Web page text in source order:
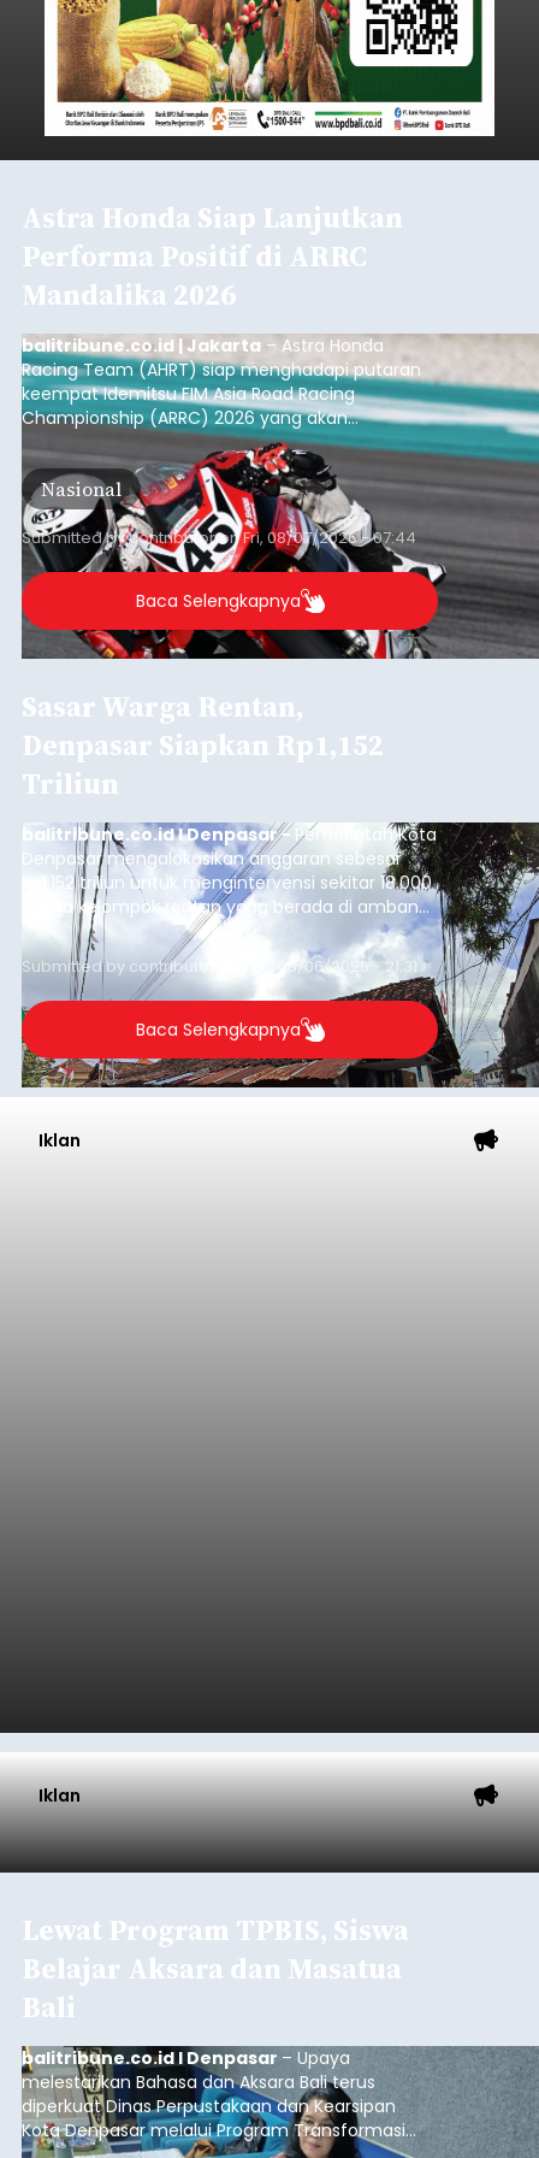
Astra Honda Siap Lanjutkan
Performa Positif di ARRC
Mandalika 2026
balitribune.co.id | Jakarta – Astra Honda
Racing Team (AHRT) siap menghadapi putaran
keempat Idemitsu FIM Asia Road Racing
Championship (ARRC) 2026 yang akan
berlangsung di Pertamina Mandalika
International Circuit, Lombok, Nusa Tenggara
Barat, pada 7–9 Agustus 2026.
Nasional
Submitted bycontributoronFri, 08/07/2026 - 07:44
Baca Selengkapnya
Sasar Warga Rentan,
Denpasar Siapkan Rp1,152
Triliun
balitribune.co.id I Denpasar - Pemerintah Kota
Denpasar mengalokasikan anggaran sebesar
Rp1,152 triliun untuk mengintervensi sekitar 18.000
warga kelompok rentan yang berada di ambang
garis kemiskinan. Langkah strategis ini diambil
guna menjaga masyarakat yang berada pada
kelompok desil 5 dan 6 tersebut agar tidak
merosot ke kategori miskin.
Submitted by contributor Thu, 08/06/2026 - 21:31
Baca Selengkapnya
Iklan
Iklan
Lewat Program TPBIS, Siswa
Belajar Aksara dan Masatua
Bali
balitribune.co.id I Denpasar – Upaya
melestarikan Bahasa dan Aksara Bali terus
diperkuat Dinas Perpustakaan dan Kearsipan
Kota Denpasar melalui Program Transformasi